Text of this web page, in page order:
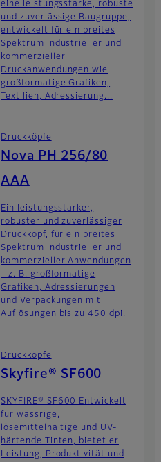
eine leistungsstarke, robuste
und zuverlässige Baugruppe,
entwickelt für ein breites
Spektrum industrieller und
kommerzieller
Druckanwendungen wie
großformatige Grafiken,
Textilien, Adressierung...
Druckköpfe
Nova PH 256/80
AAA
Ein leistungsstarker,
robuster und zuverlässiger
Druckkopf, für ein breites
Spektrum industrieller und
kommerzieller Anwendungen
- z. B. großformatige
Grafiken, Adressierungen
und Verpackungen mit
Auflösungen bis zu 450 dpi.
Druckköpfe
Skyfire® SF600
SKYFIRE® SF600 Entwickelt
für wässrige,
lösemittelhaltige und UV-
härtende Tinten, bietet er
Leistung, Produktivität und